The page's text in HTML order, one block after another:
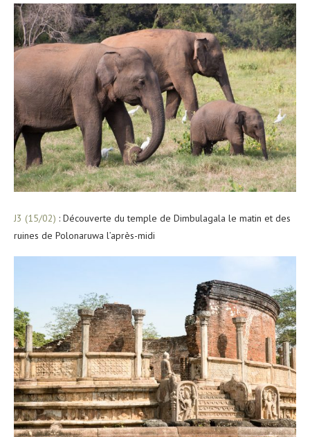
J3 (15/02) : Découverte du temple de Dimbulagala le matin et des
ruines de Polonaruwa l’après-midi